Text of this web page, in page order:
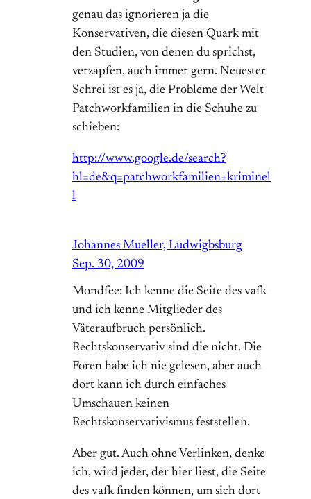
genau das ignorieren ja die
Konservativen, die diesen Quark mit
den Studien, von denen du sprichst,
verzapfen, auch immer gern. Neuester
Schrei ist es ja, die Probleme der Welt
Patchworkfamilien in die Schuhe zu
schieben:
http://www.google.de/search?
hl=de&q=patchworkfamilien+kriminel
l
Johannes Mueller, Ludwigbsburg
Sep. 30, 2009
Mondfee: Ich kenne die Seite des vafk
und ich kenne Mitglieder des
Väteraufbruch persönlich.
Rechtskonservativ sind die nicht. Die
Foren habe ich nie gelesen, aber auch
dort kann ich durch einfaches
Umschauen keinen
Rechtskonservativismus feststellen.
Aber gut. Auch ohne Verlinken, denke
ich, wird jeder, der hier liest, die Seite
des vafk finden können, um sich dort